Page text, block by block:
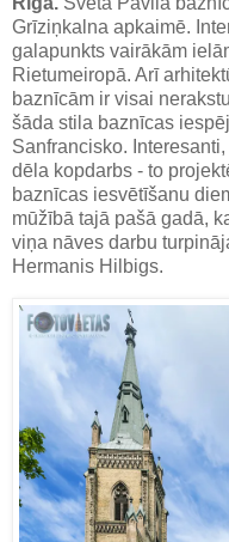
Grīziņkalna apkaimē.
galapunkts vairākām
Rietumeiropā. Arī
baznīcām ir visai
šāda stila baznīcas
Sanfrancisko.
dēla kopdarbs - to
baznīcas iesvētīšanu
mūžībā tajā pašā gadā,
viņa nāves darbu
Hermanis Hilbigs.